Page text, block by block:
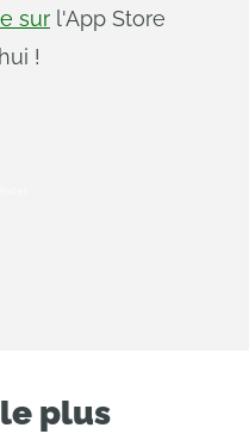
sur l'App Store
!
plus